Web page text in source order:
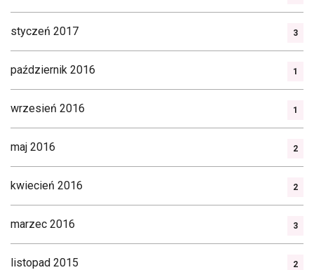
styczeń 2017 3
październik 2016 1
wrzesień 2016 1
maj 2016 2
kwiecień 2016 2
marzec 2016 3
listopad 2015 2